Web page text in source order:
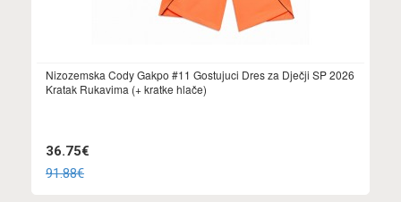
Nizozemska Cody Gakpo #11 Gostujuci Dres za Dječji SP 2026
Kratak Rukavima (+ kratke hlače)
36.75€
91.88€